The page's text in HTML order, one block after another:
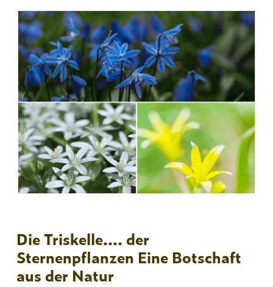
Die Triskelle.... der
Sternenpflanzen Eine Botschaft
aus der Natur